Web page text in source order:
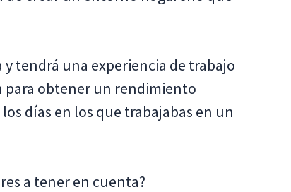
tendrá una experiencia de trabajo
para obtener un rendimiento
días en los que trabajabas en un
a tener en cuenta?